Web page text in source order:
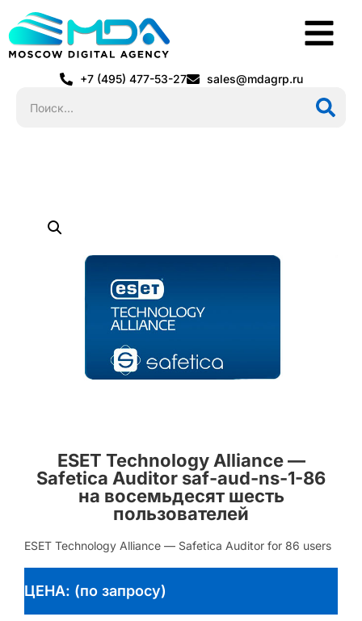
+7 (495) 477-53-27 sales@mdagrp.ru
ESET Technology Alliance —
Safetica Auditor saf-aud-ns-1-86
на восемьдесят шесть
пользователей
ESET Technology Alliance — Safetica Auditor for 86 users
ЦЕНА: (по запросу)